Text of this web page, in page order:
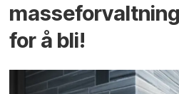
for å bli!